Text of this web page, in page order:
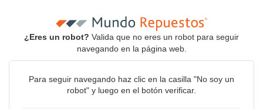
¿Eres un robot? Valida que no eres un robot para seguir
navegando en la página web.
Para seguir navegando haz clic en la casilla "No soy un
robot" y luego en el botón verificar.